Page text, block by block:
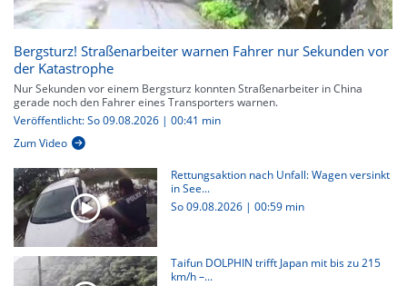
Bergsturz! Straßenarbeiter warnen Fahrer nur Sekunden vor
der Katastrophe
Nur Sekunden vor einem Bergsturz konnten Straßenarbeiter in China
gerade noch den Fahrer eines Transporters warnen.
Veröffentlicht: So 09.08.2026 | 00:41 min
Zum Video
Rettungsaktion nach Unfall: Wagen versinkt
in See...
So 09.08.2026 | 00:59 min
Taifun DOLPHIN trifft Japan mit bis zu 215
km/h –...